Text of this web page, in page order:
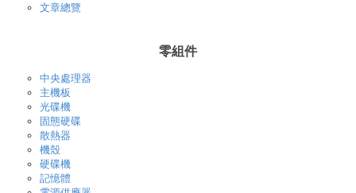
文章總覽
零組件
中央處理器
主機板
光碟機
固態硬碟
散熱器
機殼
硬碟機
記憶體